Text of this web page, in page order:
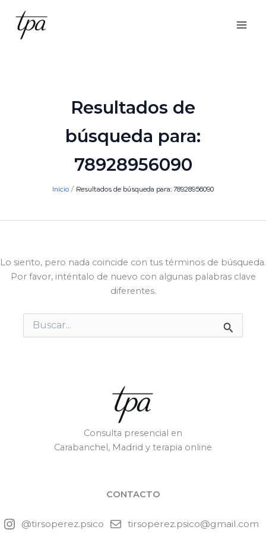
contenido
Resultados de
búsqueda para:
78928956090
Inicio Resultados de búsqueda para: 78928956090
Lo siento, pero nada coincide con tus términos de búsqueda.
Por favor, inténtalo de nuevo con algunas palabras clave
diferentes.
Buscar
por:
Consulta presencial en
Carabanchel, Madrid y terapia online
CONTACTO
@tirsoperez.psico tirsoperez.psico@gmail.com